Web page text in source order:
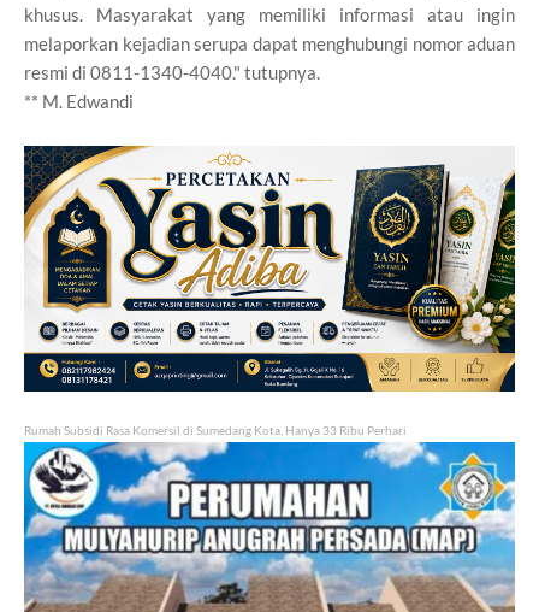
khusus. Masyarakat yang memiliki informasi atau ingin
melaporkan kejadian serupa dapat menghubungi nomor aduan
resmi di 0811-1340-4040." tutupnya.
** M. Edwandi
Rumah Subsidi Rasa Komersil di Sumedang Kota, Hanya 33 Ribu Perhari